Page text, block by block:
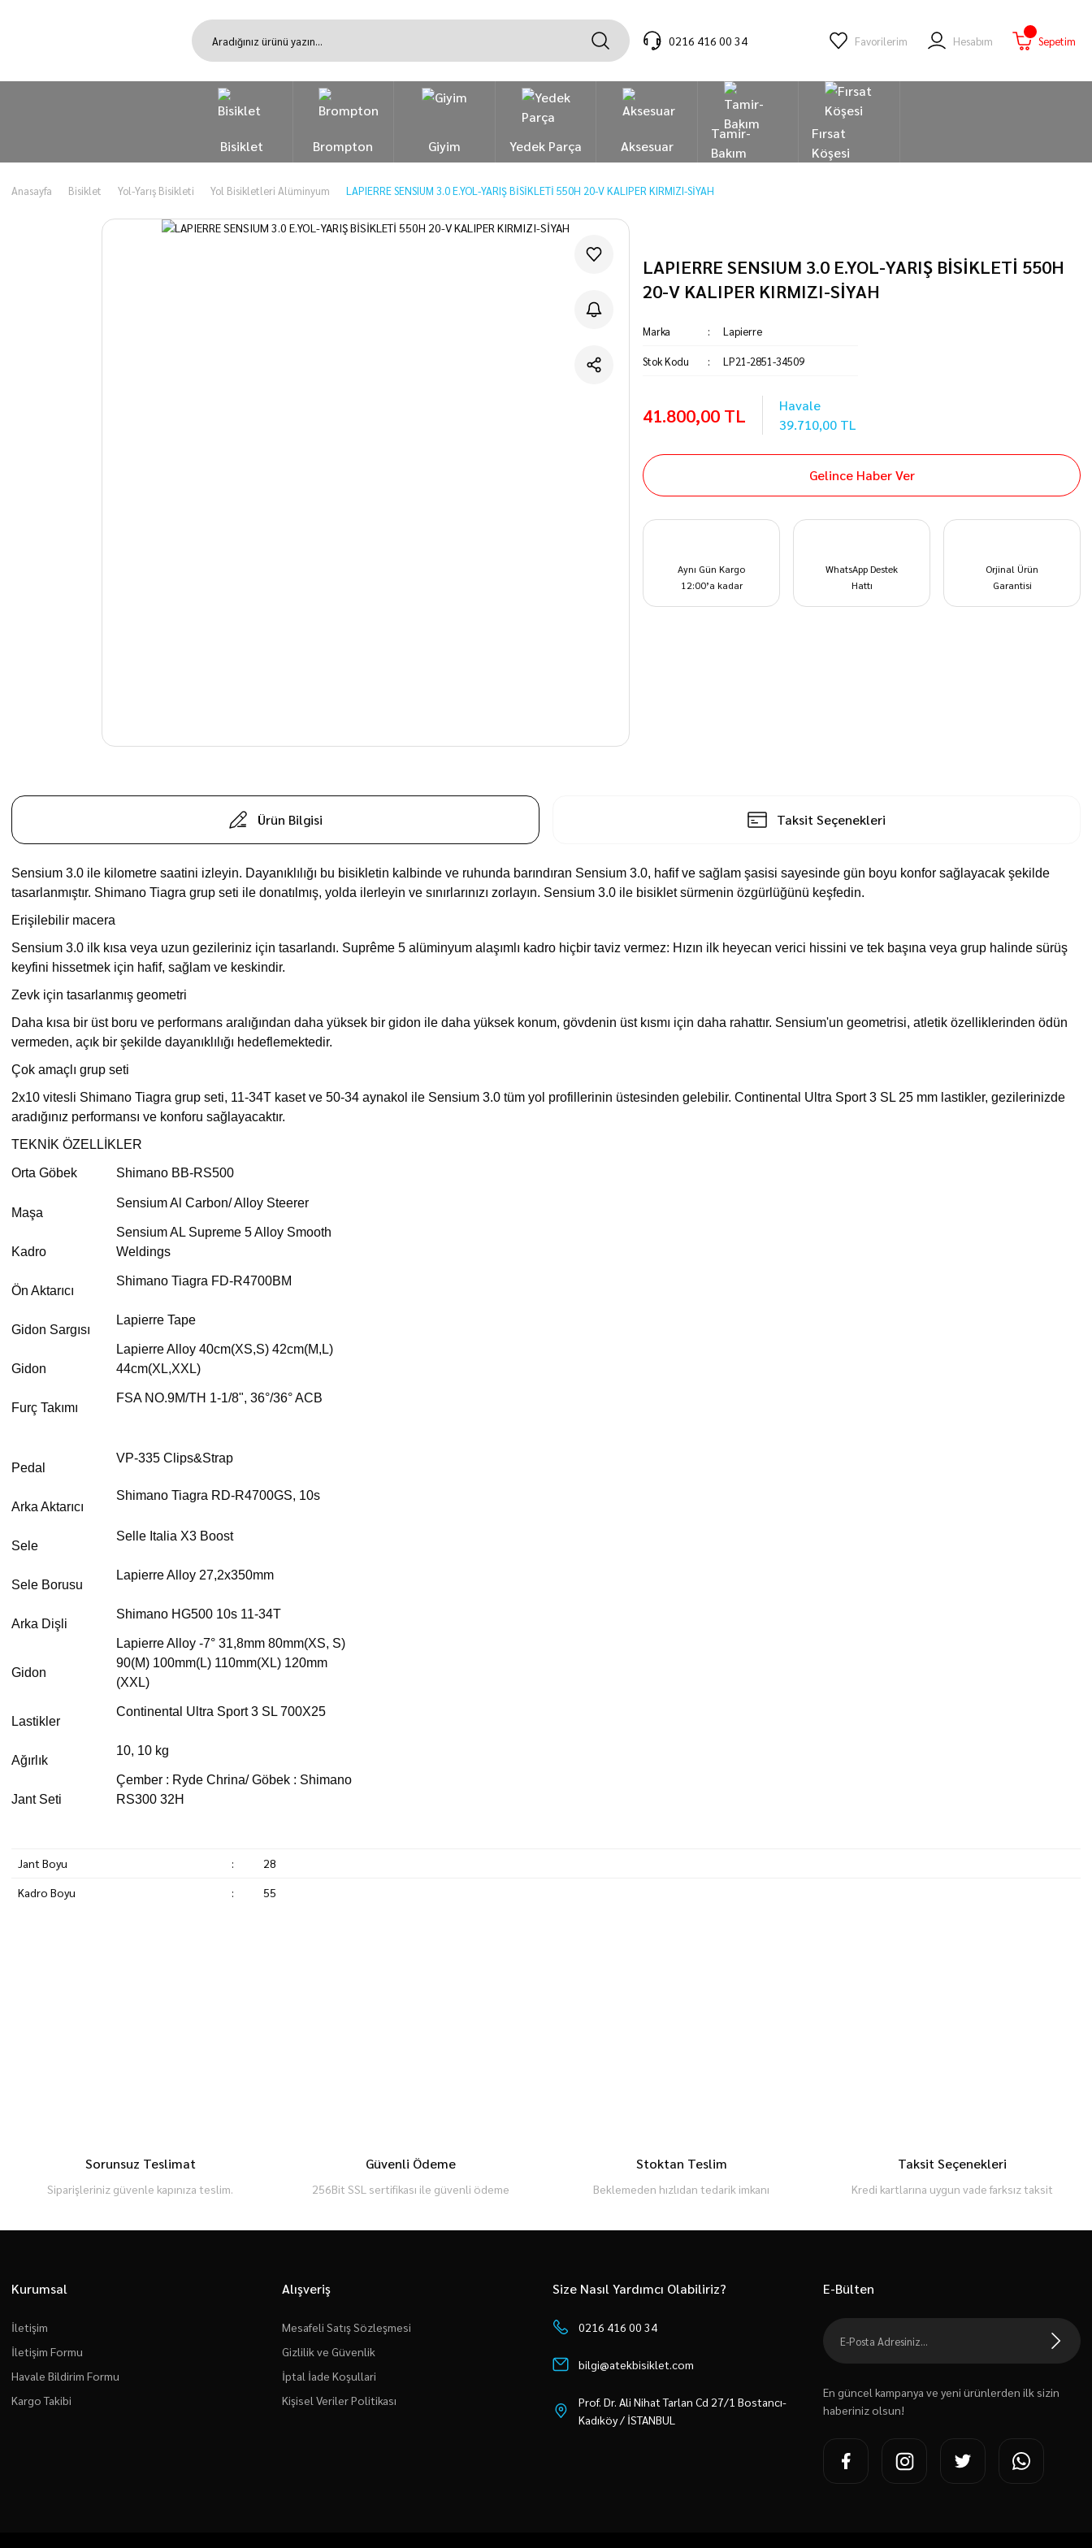
0216 416 00 34 Favorilerim Hesabım Sepetim
Bisiklet Brompton Giyim Yedek Parça Aksesuar
Tamir-
Bakım
Fırsat
Köşesi
Anasayfa Bisiklet Yol-Yarış Bisikleti Yol Bisikletleri Alüminyum LAPIERRE SENSIUM 3.0 E.YOL-YARIŞ BİSİKLETİ 550H 20-V KALIPER KIRMIZI-SİYAH
LAPIERRE SENSIUM 3.0 E.YOL-YARIŞ BİSİKLETİ 550H
20-V KALIPER KIRMIZI-SİYAH
Marka Lapierre
Stok Kodu LP21-2851-34509
41.800,00 TL
Havale
39.710,00 TL
Gelince Haber Ver
Aynı Gün Kargo
12:00’a kadar
WhatsApp Destek
Hattı
Orjinal Ürün
Garantisi
Ürün Bilgisi Taksit Seçenekleri
Sensium 3.0 ile kilometre saatini izleyin. Dayanıklılığı bu bisikletin kalbinde ve ruhunda barındıran Sensium 3.0, hafif ve sağlam şasisi sayesinde gün boyu konfor sağlayacak şekilde
tasarlanmıştır. Shimano Tiagra grup seti ile donatılmış, yolda ilerleyin ve sınırlarınızı zorlayın. Sensium 3.0 ile bisiklet sürmenin özgürlüğünü keşfedin.
Erişilebilir macera
Sensium 3.0 ilk kısa veya uzun gezileriniz için tasarlandı. Suprême 5 alüminyum alaşımlı kadro hiçbir taviz vermez: Hızın ilk heyecan verici hissini ve tek başına veya grup halinde sürüş
keyfini hissetmek için hafif, sağlam ve keskindir.
Zevk için tasarlanmış geometri
Daha kısa bir üst boru ve performans aralığından daha yüksek bir gidon ile daha yüksek konum, gövdenin üst kısmı için daha rahattır. Sensium'un geometrisi, atletik özelliklerinden ödün
vermeden, açık bir şekilde dayanıklılığı hedeflemektedir.
Çok amaçlı grup seti
2x10 vitesli Shimano Tiagra grup seti, 11-34T kaset ve 50-34 aynakol ile Sensium 3.0 tüm yol profillerinin üstesinden gelebilir. Continental Ultra Sport 3 SL 25 mm lastikler, gezilerinizde
aradığınız performansı ve konforu sağlayacaktır.
TEKNİK ÖZELLİKLER
Orta Göbek Shimano BB-RS500
Maşa
Sensium Al Carbon/ Alloy Steerer
Kadro
Sensium AL Supreme 5 Alloy Smooth
Weldings
Ön Aktarıcı
Shimano Tiagra FD-R4700BM
Gidon Sargısı
Lapierre Tape
Gidon
Lapierre Alloy 40cm(XS,S) 42cm(M,L)
44cm(XL,XXL)
Furç Takımı
FSA NO.9M/TH 1-1/8", 36°/36° ACB
Pedal
VP-335 Clips&Strap
Arka Aktarıcı
Shimano Tiagra RD-R4700GS, 10s
Sele
Selle Italia X3 Boost
Sele Borusu
Lapierre Alloy 27,2x350mm
Arka Dişli
Shimano HG500 10s 11-34T
Gidon
Lapierre Alloy -7° 31,8mm 80mm(XS, S)
90(M) 100mm(L) 110mm(XL) 120mm
(XXL)
Lastikler
Continental Ultra Sport 3 SL 700X25
Ağırlık
10, 10 kg
Jant Seti
Çember : Ryde Chrina/ Göbek : Shimano
RS300 32H
Jant Boyu :
28
Kadro Boyu
: 55
Sorunsuz Teslimat
Siparişleriniz güvenle kapınıza teslim.
Güvenli Ödeme
256Bit SSL sertifikası ile güvenli ödeme
Stoktan Teslim
Beklemeden hızlıdan tedarik imkanı
Taksit Seçenekleri
Kredi kartlarına uygun vade farksız taksit
Kurumsal
İletişim
İletişim Formu
Havale Bildirim Formu
Kargo Takibi
Alışveriş
Mesafeli Satış Sözleşmesi
Gizlilik ve Güvenlik
İptal İade Koşullari
Kişisel Veriler Politikası
Size Nasıl Yardımcı Olabiliriz?
0216 416 00 34
bilgi@atekbisiklet.com
Prof. Dr. Ali Nihat Tarlan Cd 27/1 Bostancı-
Kadıköy / İSTANBUL
E-Bülten
En güncel kampanya ve yeni ürünlerden ilk sizin
haberiniz olsun!